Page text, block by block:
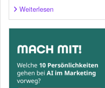
Weiterlesen